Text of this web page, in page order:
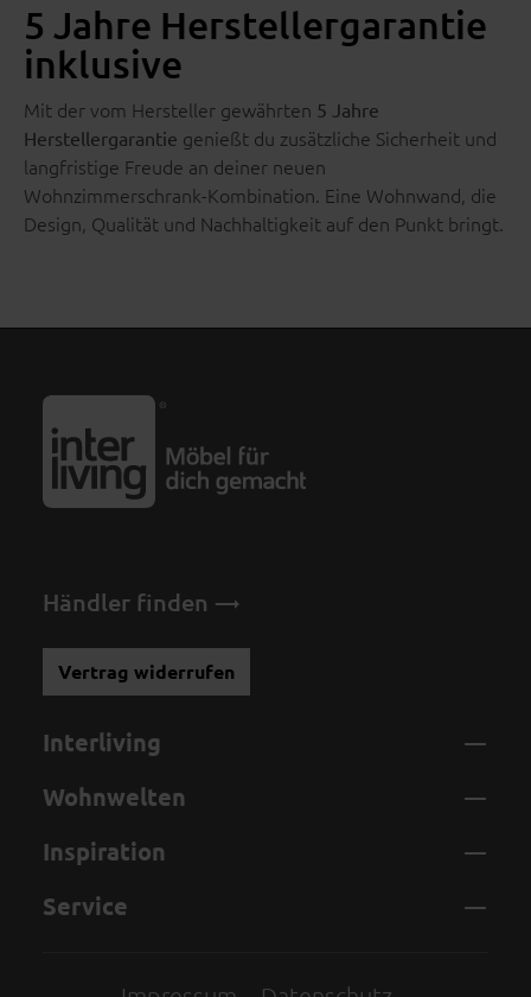
5 Jahre Herstellergarantie
inklusive
Mit der vom Hersteller gewährten 5 Jahre
Herstellergarantie genießt du zusätzliche Sicherheit und
langfristige Freude an deiner neuen
Wohnzimmerschrank-Kombination. Eine Wohnwand, die
Design, Qualität und Nachhaltigkeit auf den Punkt bringt.
Händler finden
Vertrag widerrufen
Interliving
Wohnwelten
Inspiration
Service